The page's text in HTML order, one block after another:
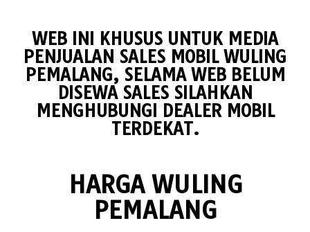
WEB INI KHUSUS UNTUK MEDIA
PENJUALAN SALES MOBIL WULING
PEMALANG, SELAMA WEB BELUM
DISEWA SALES SILAHKAN
MENGHUBUNGI DEALER MOBIL
TERDEKAT.
HARGA WULING
PEMALANG